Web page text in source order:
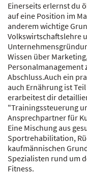
Einerseits erlernst du
auf eine Position im
anderem wichtige
Volkswirtschaftslehre
Wissen über
Personalmanagement
Abschluss.Auch ein
auch Ernährung ist
erarbeitest dir
"Trainingssteuerung
Ansprechpartner für
Eine Mischung aus
Sportrehabilitation,
kaufmännischen
Spezialisten rund um
Fitness.